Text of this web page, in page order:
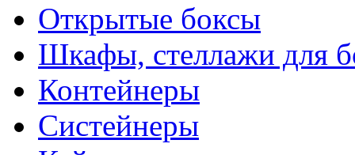
Открытые боксы
Шкафы, стеллажи для
Контейнеры
Систейнеры